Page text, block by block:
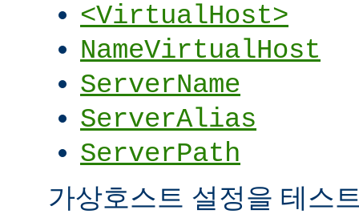
<VirtualHost>
NameVirtualHost
ServerName
ServerAlias
ServerPath
가상호스트 설정을 테스